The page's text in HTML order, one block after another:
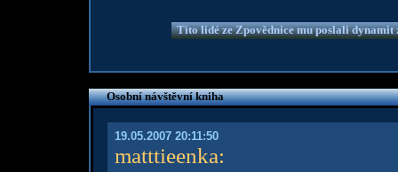
Tito lidé ze Zpovědnice mu poslali dynamit
Osobní návštěvní kniha
19.05.2007 20:11:50
matttieenka: